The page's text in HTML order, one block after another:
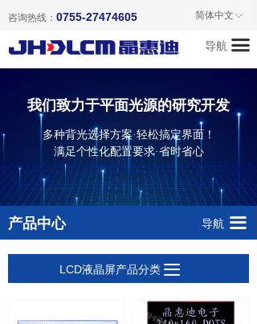
끀
首页
关于我们
新闻资讯
成功案例
联系我们
ꀅ
简体中文
咨询热线： 0755-27474605
导航
끀
液晶模块产品目录
单色点阵液晶模块
TFT彩色液晶模块
LCD液晶屏
LED背光源
LCD配件
产品中心 导航
끀
LCD液晶屏产品分类
我们致力于平面光源的研究开发
多种背光选择方案·轻松搞定界面！
满足个性化配置要求·省时省心